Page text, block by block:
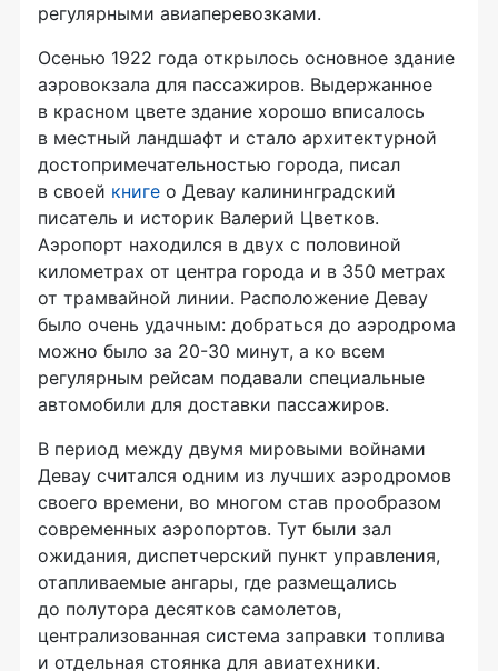
регулярными авиаперевозками.
Осенью 1922 года открылось основное здание
аэровокзала для пассажиров. Выдержанное
в красном цвете здание хорошо вписалось
в местный ландшафт и стало архитектурной
достопримечательностью города, писал
в своей книге о Девау калининградский
писатель и историк Валерий Цветков.
Аэропорт находился в двух с половиной
километрах от центра города и в 350 метрах
от трамвайной линии. Расположение Девау
было очень удачным: добраться до аэродрома
можно было за 20-30 минут, а ко всем
регулярным рейсам подавали специальные
автомобили для доставки пассажиров.
В период между двумя мировыми войнами
Девау считался одним из лучших аэродромов
своего времени, во многом став прообразом
современных аэропортов. Тут были зал
ожидания, диспетчерский пункт управления,
отапливаемые ангары, где размещались
до полутора десятков самолетов,
централизованная система заправки топлива
и отдельная стоянка для авиатехники.